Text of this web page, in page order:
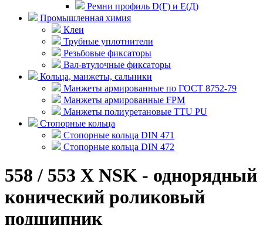
Ремни профиль D(Г) и E(Д)
Промышленная химия
Клеи
Трубные уплотнители
Резьбовые фиксаторы
Вал-втулочные фиксаторы
Кольца, манжеты, сальники
Манжеты армированные по ГОСТ 8752-79
Манжеты армированные FPM
Манжеты полиуретановые TTU PU
Стопорные кольца
Стопорные кольца DIN 471
Стопорные кольца DIN 472
558 / 553 X NSK - однорядный
конический роликовый
подшипник